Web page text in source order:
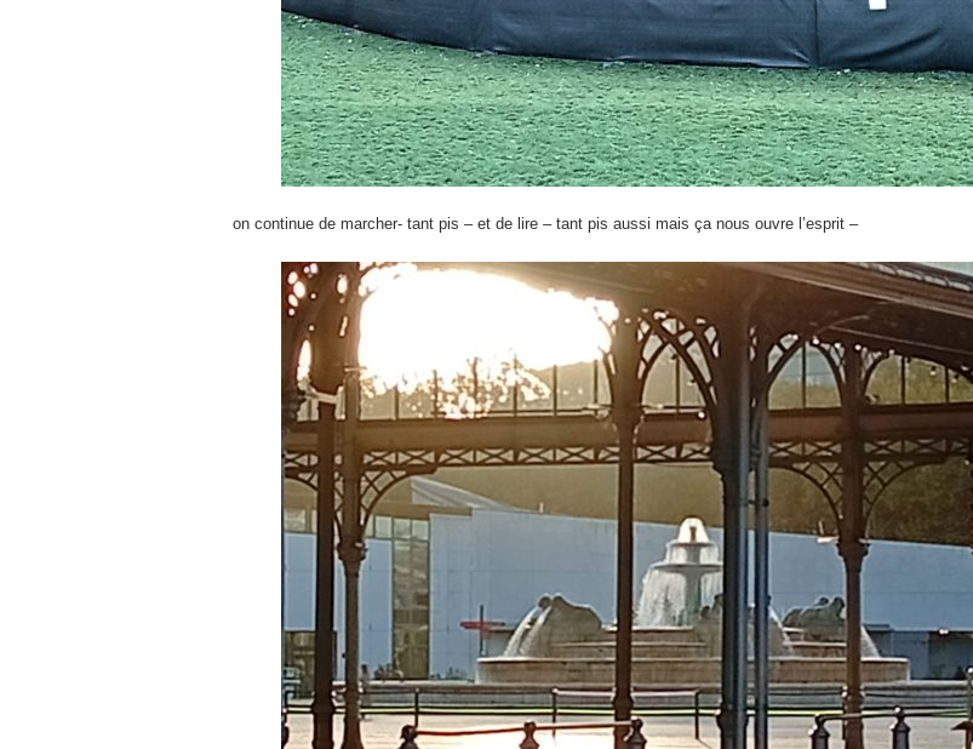
on continue de marcher- tant pis – et de lire – tant pis aussi mais ça nous ouvre l’esprit –